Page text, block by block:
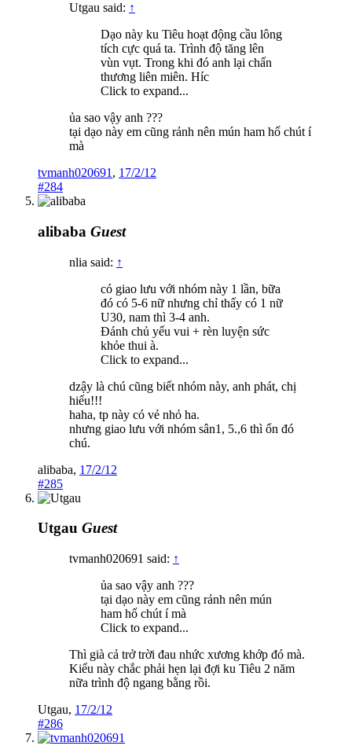
Utgau said: ↑
Dạo này ku Tiêu hoạt động cầu lông
tích cực quá ta. Trình độ tăng lên
vùn vụt. Trong khi đó anh lại chấn
thương liên miên. Híc
Click to expand...
ủa sao vậy anh ???
tại dạo này em cũng rảnh nên mún ham hố chút í
mà
tvmanh020691 , 17/2/12
#284
alibaba Guest
nlia said: ↑
có giao lưu với nhóm này 1 lần, bữa
đó có 5-6 nữ nhưng chỉ thấy có 1 nữ
U30, nam thì 3-4 anh.
Đánh chủ yếu vui + rèn luyện sức
khỏe thui à.
Click to expand...
dzậy là chú cũng biết nhóm này, anh phát, chị
hiếu!!!
haha, tp này có vẻ nhỏ ha.
nhưng giao lưu với nhóm sân1, 5.,6 thì ổn đó
chú.
alibaba, 17/2/12
#285
Utgau Guest
tvmanh020691 said: ↑
ủa sao vậy anh ???
tại dạo này em cũng rảnh nên mún
ham hố chút í mà
Click to expand...
Thì già cả trở trời đau nhức xương khớp đó mà.
Kiểu này chắc phải hẹn lại đợi ku Tiêu 2 năm
nữa trình độ ngang bằng rồi.
Utgau, 17/2/12
#286